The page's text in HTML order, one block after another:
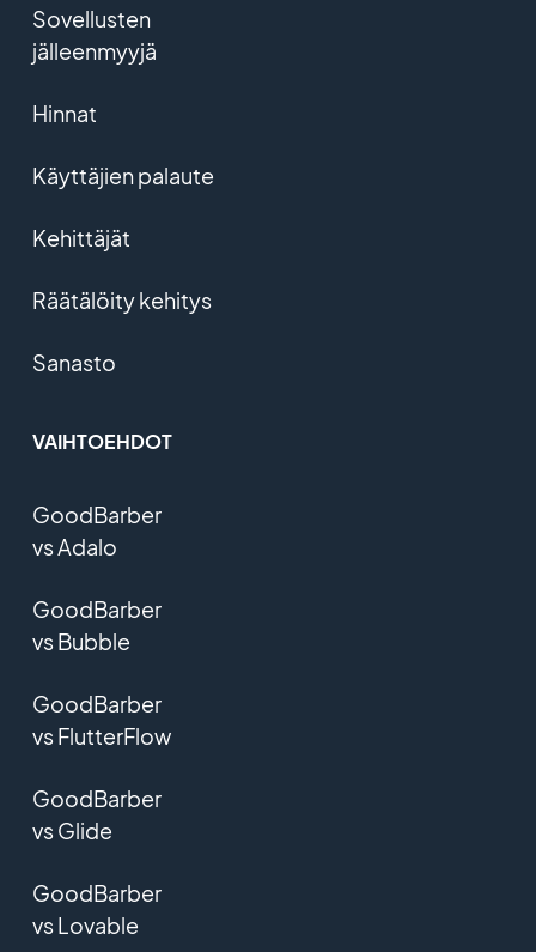
Sovellusten
jälleenmyyjä
Hinnat
Käyttäjien palaute
Kehittäjät
Räätälöity kehitys
Sanasto
VAIHTOEHDOT
GoodBarber
vs Adalo
GoodBarber
vs Bubble
GoodBarber
vs FlutterFlow
GoodBarber
vs Glide
GoodBarber
vs Lovable